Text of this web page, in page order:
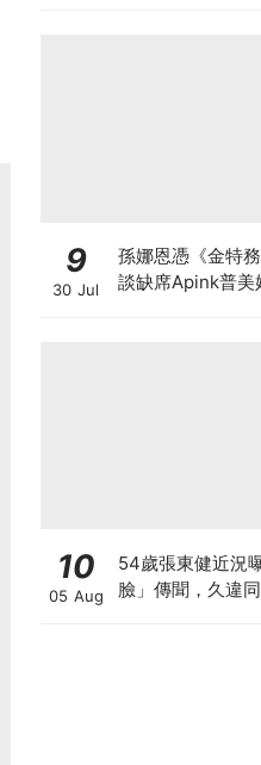
9
30 Jul
孫娜恩憑《金特
談缺席Apink普美
10
05 Aug
54歲張東健近況
臉」傳聞，久違